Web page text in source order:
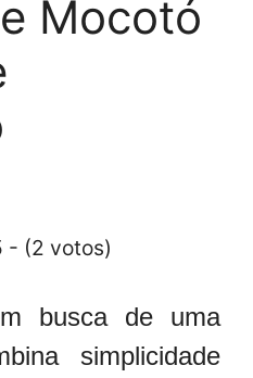
Mocotó
- (2 votos)
busca de uma
simplicidade